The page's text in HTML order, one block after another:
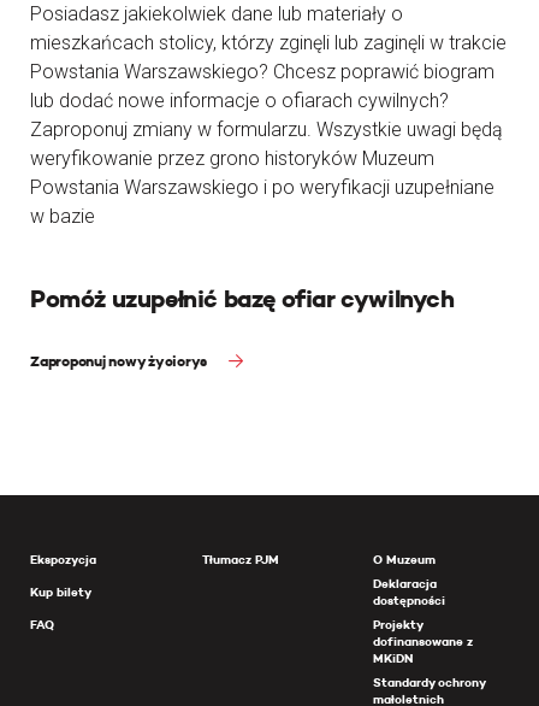
Posiadasz jakiekolwiek dane lub materiały o
mieszkańcach stolicy, którzy zginęli lub zaginęli w trakcie
Powstania Warszawskiego? Chcesz poprawić biogram
lub dodać nowe informacje o ofiarach cywilnych?
Zaproponuj zmiany w formularzu. Wszystkie uwagi będą
weryfikowanie przez grono historyków Muzeum
Powstania Warszawskiego i po weryfikacji uzupełniane
w bazie
Pomóż uzupełnić bazę ofiar cywilnych
Zaproponuj nowy życiorys
Ekspozycja
Kup bilety
FAQ
Tłumacz PJM
O Muzeum
Deklaracja
dostępności
Projekty
dofinansowane z
MKiDN
Standardy ochrony
małoletnich